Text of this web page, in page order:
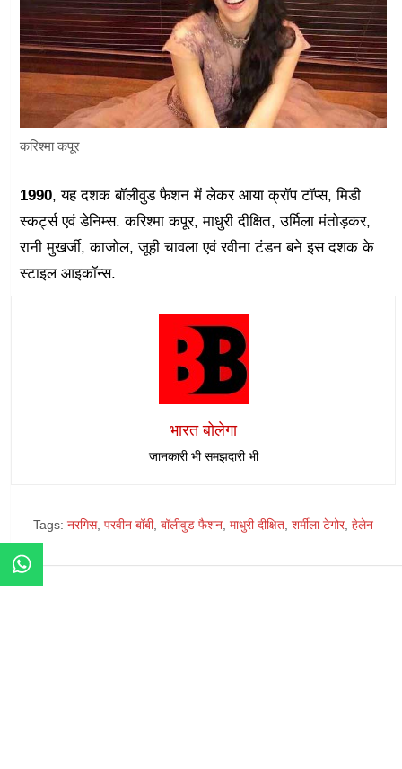
करिश्मा कपूर
1990, यह दशक बॉलीवुड फैशन में लेकर आया क्रॉप टॉप्स, मिडी
स्कर्ट्स एवं डेनिम्स. करिश्मा कपूर, माधुरी दीक्षित, उर्मिला मंतोड़कर,
रानी मुखर्जी, काजोल, जूही चावला एवं रवीना टंडन बने इस दशक के
स्टाइल आइकॉन्स.
भारत बोलेगा
जानकारी भी समझदारी भी
Tags: नरगिस, परवीन बॉबी, बॉलीवुड फैशन माधुरी दीक्षित शर्मीला टेगोर, हेलेन